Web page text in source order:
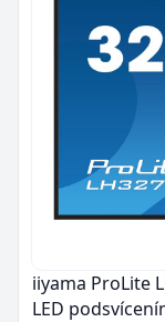
iiyama ProLite
LED